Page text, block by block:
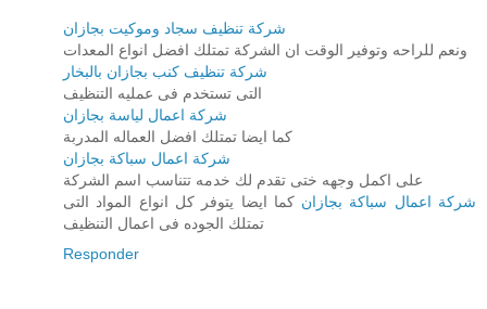
شركة تنظيف سجاد وموكيت بجازان
ونعم للراحه وتوفير الوقت ان الشركة تمتلك افضل انواع المعدات
شركة تنظيف كنب بجازان بالبخار
التى تستخدم فى عمليه التنظيف
شركة اعمال لياسة بجازان
كما ايضا تمتلك افضل العماله المدربة
شركة اعمال سباكة بجازان
على اكمل وجهه ختى تقدم لك خدمه تتناسب اسم الشركة
شركة اعمال سباكة بجازان كما ايضا يتوفر كل انواع المواد التى
تمتلك الجوده فى اعمال التنظيف
Responder